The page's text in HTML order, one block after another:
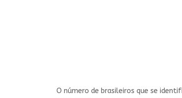
O número de brasileiros que se